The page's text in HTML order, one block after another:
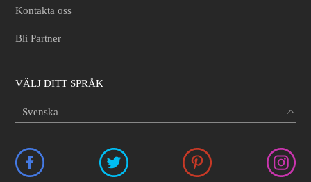
Kontakta oss
Bli Partner
VÄLJ DITT SPRÅK